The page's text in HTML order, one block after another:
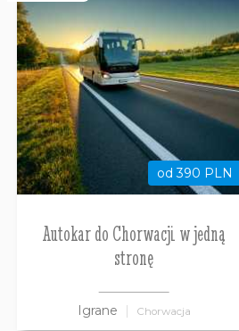
od 390 PLN
Autokar do Chorwacji w jedną
stronę
Igrane Chorwacja